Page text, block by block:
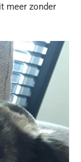
meer zonder